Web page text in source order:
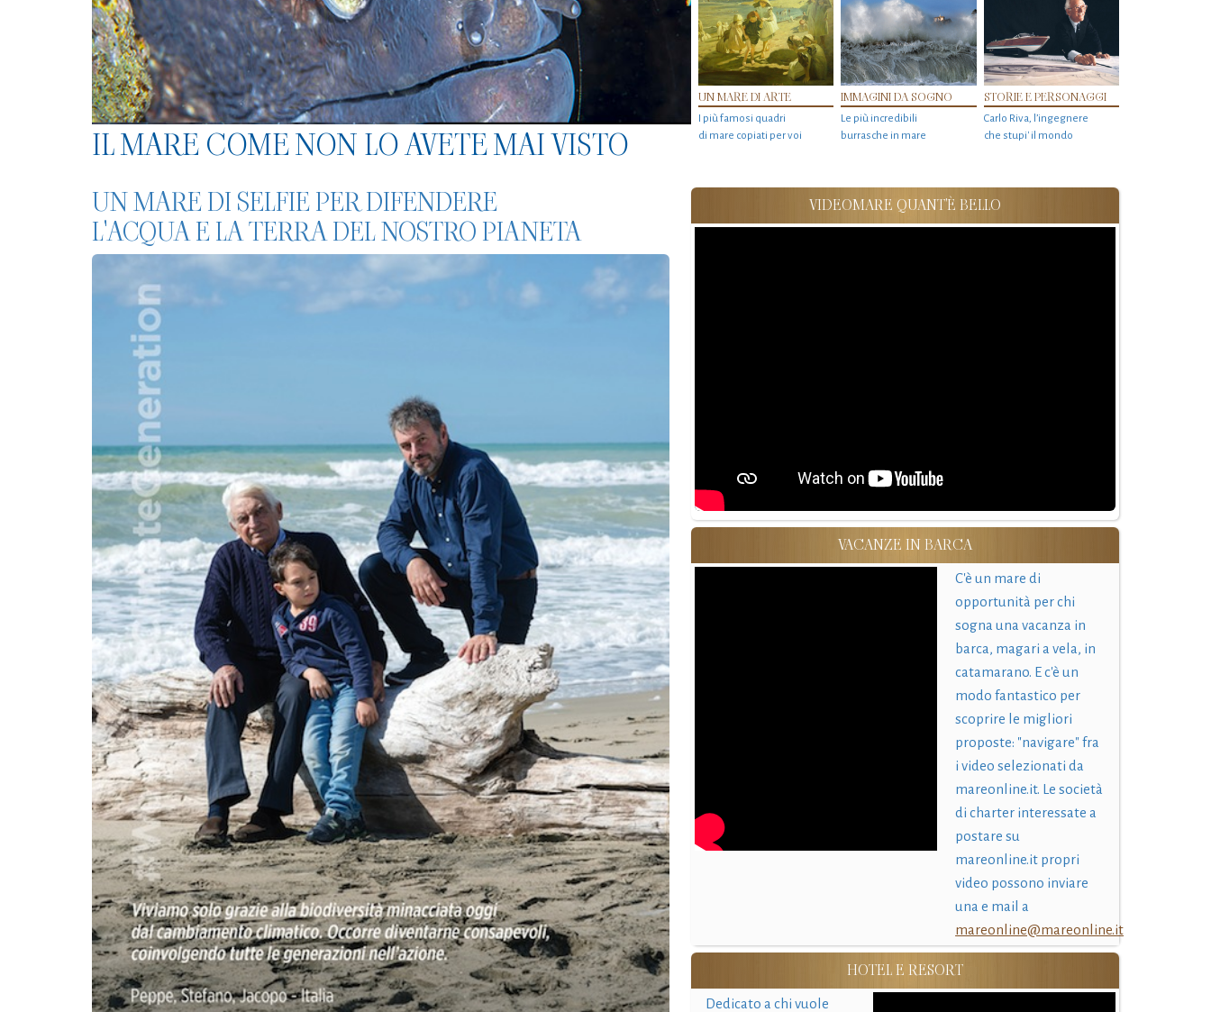
IL MARE COME NON LO AVETE MAI VISTO
UN MARE DI ARTE
I più famosi quadri
di mare copiati per voi
IMMAGINI DA SOGNO
Le più incredibili
burrasche in mare
STORIE E PERSONAGGI
Carlo Riva, l’ingegnere
che stupi' il mondo
UN MARE DI SELFIE PER DIFENDERE
L'ACQUA E LA TERRA DEL NOSTRO PIANETA
VIDEOMARE QUANT'È BELLO
VACANZE IN BARCA
C'è un mare di
opportunità per chi
sogna una vacanza in
barca, magari a vela, in
catamarano. E c'è un
modo fantastico per
scoprire le migliori
proposte: "navigare" fra
i video selezionati da
mareonline.it. Le società
di charter interessate a
postare su
mareonline.it propri
video possono inviare
una e mail a
mareonline@mareonline.it
HOTEL E RESORT
Dedicato a chi vuole